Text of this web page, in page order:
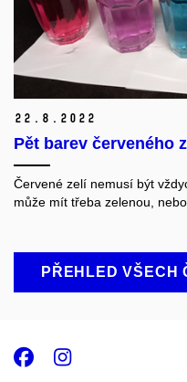
22. 8. 2022
Pět barev červeného
Červené zelí nemusí být
může mít třeba zelenou
PŘEHLED VŠECH
Facebook